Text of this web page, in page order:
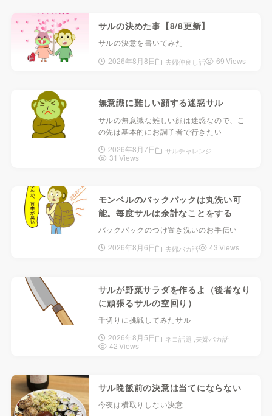
サルの決めた事【8/8更新】
サルの決意を書いてみた
2026年8月8日
夫婦仲良し話 69 Views
無意識に難しい顔する迷惑サル
サルの無意識な難しい顔は迷惑なので、こ
の先は基本的にお調子者で行きたい
2026年8月7日
サルチャレンジ
31 Views
モンベルのバックパックは丸洗い可
能。毎度サルは余計なことをする
バックパックのつけ置き洗いのお手伝い
2026年8月6日
夫婦バカ話 43 Views
サルが野菜サラダを作るよ（後者なり
に頑張るサルの空回り）
千切りに挑戦してみたサル
2026年8月5日
ネコ話題 夫婦バカ話
42 Views
サル晩飯前の決意は当てにならない
今夜は横取りしない決意